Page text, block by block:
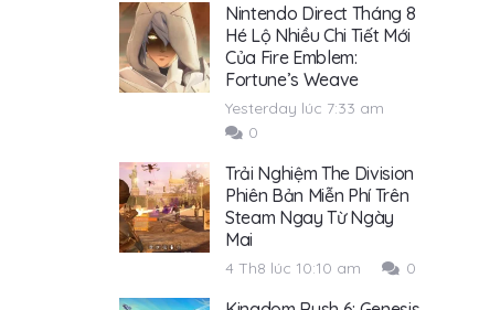
Nintendo Direct Tháng 8
Hé Lộ Nhiều Chi Tiết Mới
Của Fire Emblem:
Fortune’s Weave
Yesterday lúc 7:33 am
0
Trải Nghiệm The Division
Phiên Bản Miễn Phí Trên
Steam Ngay Từ Ngày
Mai
4 Th8 lúc 10:10 am 0